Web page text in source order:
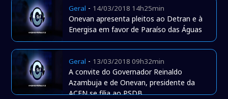
Geral - 14/03/2018 14h25min
Onevan apresenta pleitos ao Detran e à
Energisa em favor de Paraíso das Águas
Geral - 13/03/2018 09h32min
A convite do Governador Reinaldo
Azambuja e de Onevan, presidente da
ACEN se filia ao PSDB